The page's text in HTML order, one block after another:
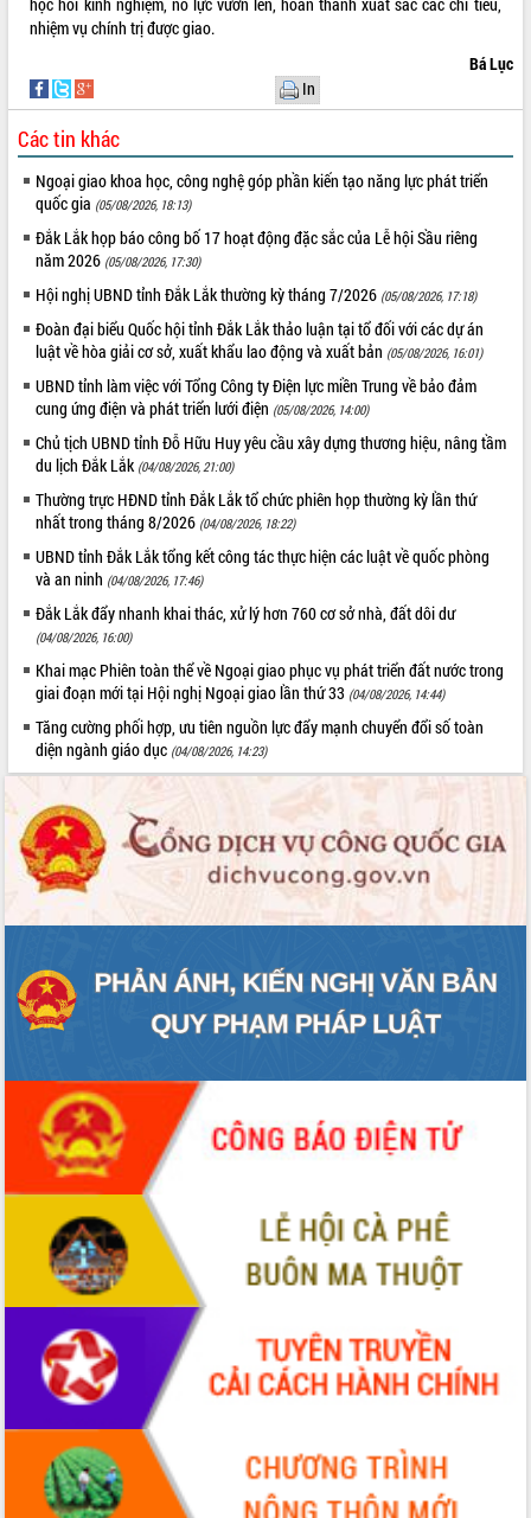
UBND tỉnh họp báo định kỳ tháng 4
Hội thảo khoa học “Giải pháp thúc đẩy
phát triển nền kinh tế xanh tại tỉnh
Đắk Lắk”
Tăng cường giám sát, đôn đốc thực
hiện nhiệm vụ quản lý tài sản công
hàng tuần
Tháo gỡ những vướng mắc, đẩy mạnh
công tác cải cách thủ tục hành chính
tại Trung tâm Phục vụ hành chính
công tỉnh
Đắk Lắk: Tôn vinh 46 giải pháp tại Hội
thi Sáng tạo Kỹ thuật 2024 - 2025
Đắk Lắk rà soát, điều chỉnh Đề án 190
về phát triển nuôi trồng thủy sản
Phó Chủ tịch UBND tỉnh Đắk Lắk
Trương Công Thái kiểm tra thực địa
Dự án cao tốc Khánh Hòa - Buôn Ma
Thuột
Định vị cà phê Việt Nam như một “di
sản sống” trong dòng chảy toàn cầu
Xây dựng nông thôn mới: Nâng cao đời
sống người dân từ những mô hình thiết
thực
Quyết liệt tháo gỡ vướng mắc, đẩy
nhanh tiến độ các dự án trọng điểm
trong Khu kinh tế Nam Phú Yên
Hòn Yến phát triển du lịch gắn với bảo
tồn biển
Lấy ý kiến điều chỉnh Quy hoạch tỉnh
Đắk Lắk thời kỳ 2021-2030, tầm nhìn
đến năm 2050
Phát động chiến dịch 30 ngày đêm
giải phóng mặt bằng Tuyến đường bộ
ven biển
Đắk Lắk nỗ lực thúc đẩy tăng trưởng
kinh tế từ 10% trở lên trong Quý
II/2026
Đắk Lắk ký kết thỏa thuận hợp tác về
với Tập đoàn Bưu chính Viễn thông
Việt Nam
Thứ trưởng Bộ Y tế làm việc với tỉnh
Đắk Lắk về phát triển nhân lực y tế
cho trạm y tế cấp xã
Du lịch Đắk Lắk nâng tầm trải nghiệm
du khách thông qua Hệ thống cơ sở dữ
liệu và Bản đồ số
Tập huấn ứng dụng trí tuệ nhân tạo (AI)
trong thương mại điện tử năm 2026
Đoàn đại biểu Quốc hội tỉnh Đắk Lắk
trao đổi thông tin trước Kỳ họp thứ
nhất, Quốc hội khóa XVI
Quyết liệt cải cách hành chính, khơi
thông nguồn lực phát triển
Nâng cao hiệu lực, hiệu quả HĐND
tỉnh thông qua hiện đại hóa hành chính
nhiệm vụ chính trị được giao.
Bá Lục
In
Các tin khác
Ngoại giao khoa học, công nghệ góp phần kiến tạo năng lực phát triển
quốc gia (05/08/2026, 18:13)
Đắk Lắk họp báo công bố 17 hoạt động đặc sắc của Lễ hội Sầu riêng
năm 2026 (05/08/2026, 17:30)
Hội nghị UBND tỉnh Đắk Lắk thường kỳ tháng 7/2026 (05/08/2026, 17:18)
Đoàn đại biểu Quốc hội tỉnh Đắk Lắk thảo luận tại tổ đối với các dự án
luật về hòa giải cơ sở, xuất khẩu lao động và xuất bản (05/08/2026, 16:01)
UBND tỉnh làm việc với Tổng Công ty Điện lực miền Trung về bảo đảm
cung ứng điện và phát triển lưới điện (05/08/2026, 14:00)
Chủ tịch UBND tỉnh Đỗ Hữu Huy yêu cầu xây dựng thương hiệu, nâng tầm
du lịch Đắk Lắk (04/08/2026, 21:00)
Thường trực HĐND tỉnh Đắk Lắk tổ chức phiên họp thường kỳ lần thứ
nhất trong tháng 8/2026 (04/08/2026, 18:22)
UBND tỉnh Đắk Lắk tổng kết công tác thực hiện các luật về quốc phòng
và an ninh (04/08/2026, 17:46)
Đắk Lắk đẩy nhanh khai thác, xử lý hơn 760 cơ sở nhà, đất dôi dư
(04/08/2026, 16:00)
Khai mạc Phiên toàn thể về Ngoại giao phục vụ phát triển đất nước trong
giai đoạn mới tại Hội nghị Ngoại giao lần thứ 33 (04/08/2026, 14:44)
Tăng cường phối hợp, ưu tiên nguồn lực đẩy mạnh chuyển đổi số toàn
diện ngành giáo dục (04/08/2026, 14:23)